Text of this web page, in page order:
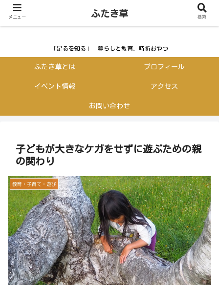
ふたき草
「足るを知る」 暮らしと教育、時折おやつ
ふたき草とは プロフィール
イベント情報 アクセス
お問い合わせ
子どもが大きなケガをせずに遊ぶための親
の関わり
教育・子育て・遊び
メニュー ふたき草 検索